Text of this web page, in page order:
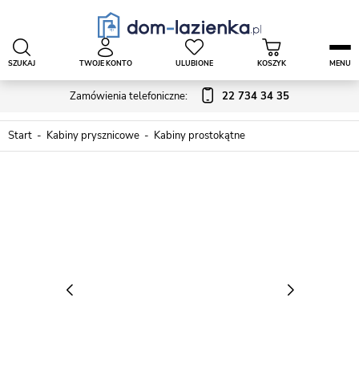
Zamówienia telefoniczne: 22 734 34 35
SZUKAJ TWOJE KONTO ULUBIONE KOSZYK MENU
Start Kabiny prysznicowe Kabiny prostokątne